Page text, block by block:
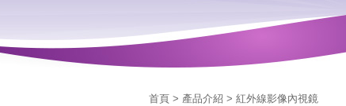
首頁 > 產品介紹 > 紅外線影像內視鏡